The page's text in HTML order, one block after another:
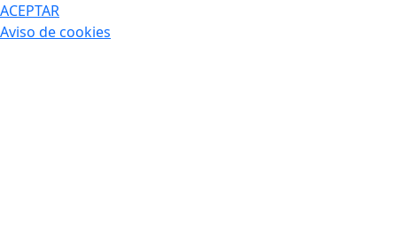
ACEPTAR
Aviso de cookies